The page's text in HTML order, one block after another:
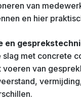
van
en hier
en
slag met concrete
voeren van